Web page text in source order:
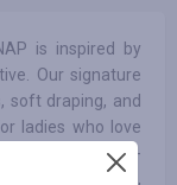
is inspired by
Our signature
soft draping, and
ladies who love
about high-
elements,